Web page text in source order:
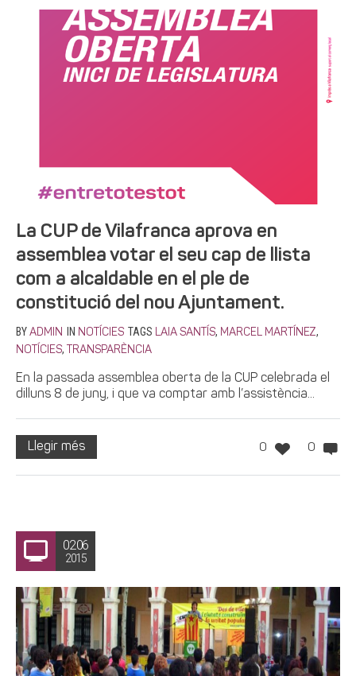
La CUP de Vilafranca aprova en
assemblea votar el seu cap de llista
com a alcaldable en el ple de
constitució del nou Ajuntament.
BY ADMIN IN NOTÍCIES TAGS LAIA SANTÍS, MARCEL MARTÍNEZ,
NOTÍCIES, TRANSPARÈNCIA
En la passada assemblea oberta de la CUP celebrada el
dilluns 8 de juny, i que va comptar amb l’assistència...
0 0
Llegir més
02.06
2015